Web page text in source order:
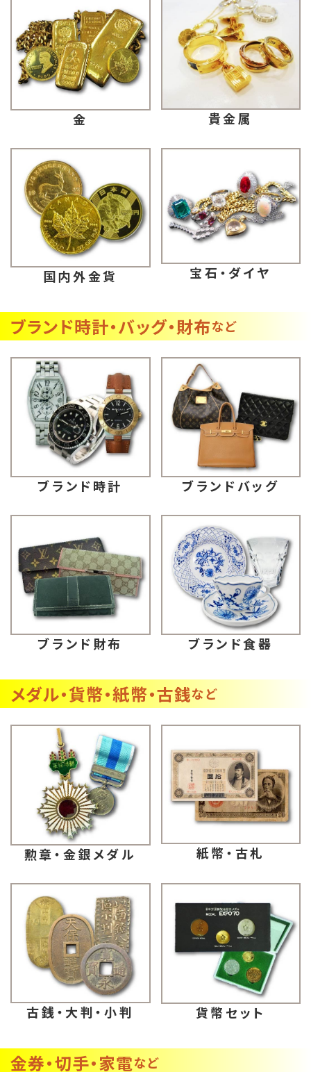
金 貴金属
国内外金貨 宝石・ダイヤ
ブランド時計・バッグ・財布など
ブランド時計 ブランドバッグ
ブランド財布 ブランド食器
メダル・貨幣・紙幣・古銭など
勲章・金銀メダル 紙幣・古札
古銭・大判・小判 貨幣セット
金券・切手・家電など